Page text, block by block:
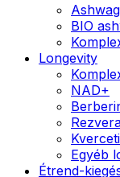
BIO
Longevity
NAD+
Egyéb
Étrend-